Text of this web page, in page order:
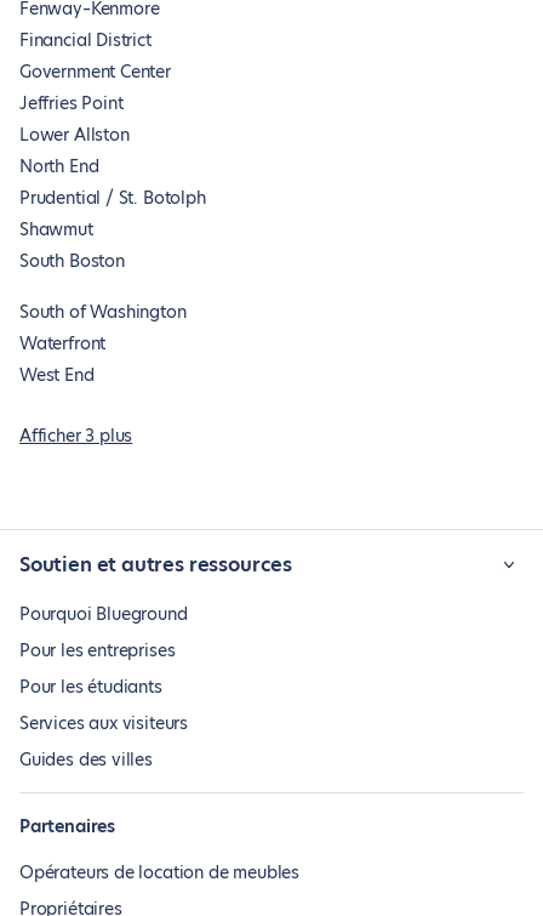
Fenway–Kenmore
Financial District
Government Center
Jeffries Point
Lower Allston
North End
Prudential / St. Botolph
Shawmut
South Boston
South of Washington
Waterfront
West End
Afficher 3 plus
Soutien et autres ressources
Pourquoi Blueground
Pour les entreprises
Pour les étudiants
Services aux visiteurs
Guides des villes
Partenaires
Opérateurs de location de meubles
Propriétaires